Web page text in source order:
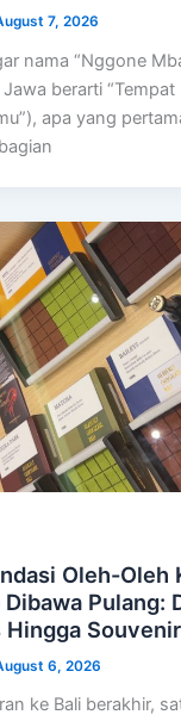
7, 2026
nama “Nggone
berarti “Tempat
apa yang
Oleh-Oleh
Pulang:
Hingga
6, 2026
ke Bali berakhir,